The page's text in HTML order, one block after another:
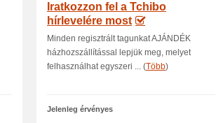
Iratkozzon fel a Tchibo
hírlevelére most
Minden regisztrált tagunkat AJÁNDÉK
házhozszállítással lepjük meg, melyet
felhasználhat egyszeri ... (Több)
Jelenleg érvényes